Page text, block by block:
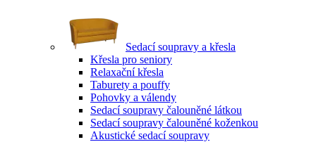
Sedací soupravy a křesla
Křesla pro seniory
Relaxační křesla
Taburety a pouffy
Pohovky a válendy
Sedací soupravy čalouněné látkou
Sedací soupravy čalouněné koženkou
Akustické sedací soupravy